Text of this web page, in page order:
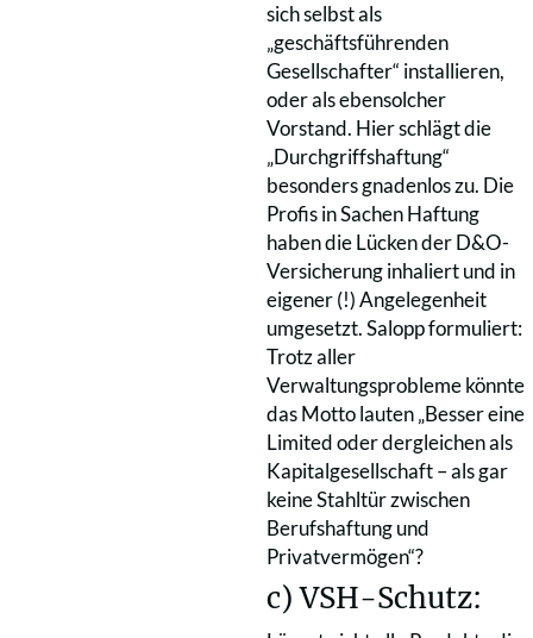
sich selbst als
„geschäftsführenden
Gesellschafter“ installieren,
oder als ebensolcher
Vorstand. Hier schlägt die
„Durchgriffshaftung“
besonders gnadenlos zu. Die
Profis in Sachen Haftung
haben die Lücken der D&O-
Versicherung inhaliert und in
eigener (!) Angelegenheit
umgesetzt. Salopp formuliert:
Trotz aller
Verwaltungsprobleme könnte
das Motto lauten „Besser eine
Limited oder dergleichen als
Kapitalgesellschaft – als gar
keine Stahltür zwischen
Berufshaftung und
Privatvermögen“?
c) VSH-Schutz: